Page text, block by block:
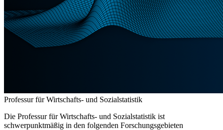
Professur für Wirtschafts- und Sozialstatistik
Die Professur für Wirtschafts- und Sozialstatistik ist
schwerpunktmäßig in den folgenden Forschungsgebieten